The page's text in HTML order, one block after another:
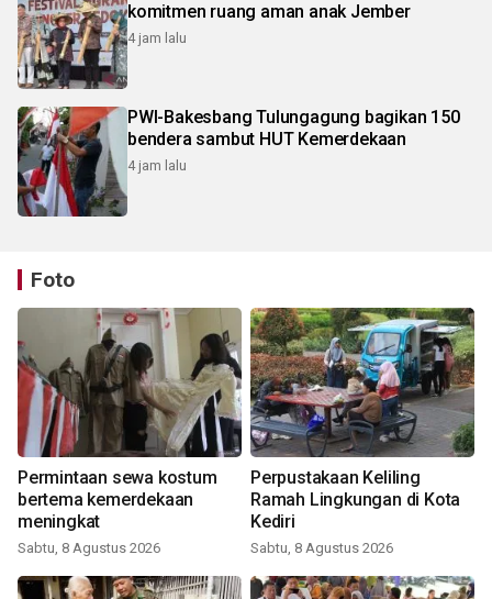
komitmen ruang aman anak Jember
4 jam lalu
PWI-Bakesbang Tulungagung bagikan 150
bendera sambut HUT Kemerdekaan
4 jam lalu
Foto
Permintaan sewa kostum
bertema kemerdekaan
meningkat
Sabtu, 8 Agustus 2026
Perpustakaan Keliling
Ramah Lingkungan di Kota
Kediri
Sabtu, 8 Agustus 2026